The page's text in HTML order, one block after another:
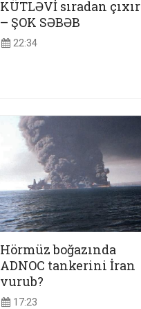
KÜTLƏVİ sıradan çıxır
– ŞOK SƏBƏB
22:34
Hörmüz boğazında
ADNOC tankerini İran
vurub?
17:23